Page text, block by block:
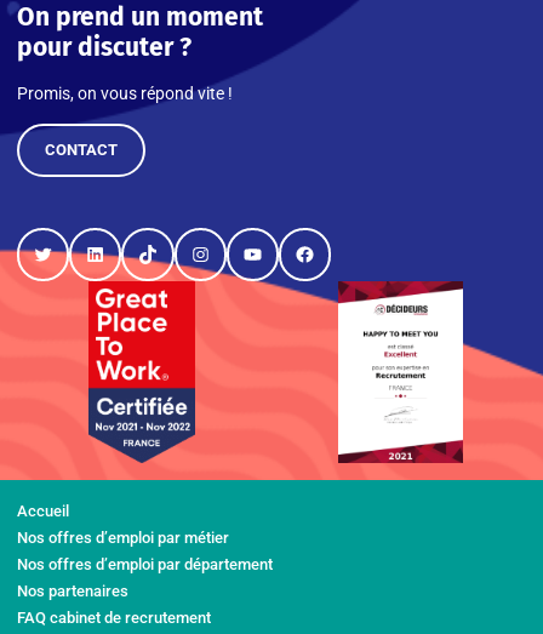
On prend un moment
pour discuter ?
Promis, on vous répond vite !
CONTACT
TwitterLinkedInTikTokInstagramYouTubeFacebook
Accueil
Nos offres d’emploi par métier
Nos offres d’emploi par département
Nos partenaires
FAQ cabinet de recrutement